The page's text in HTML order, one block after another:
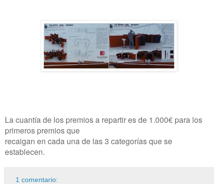
La cuantía de los premios a repartir es de 1.000€ para los
primeros premios que
recaigan en cada una de las 3 categorías que se
establecen.
1 comentario: